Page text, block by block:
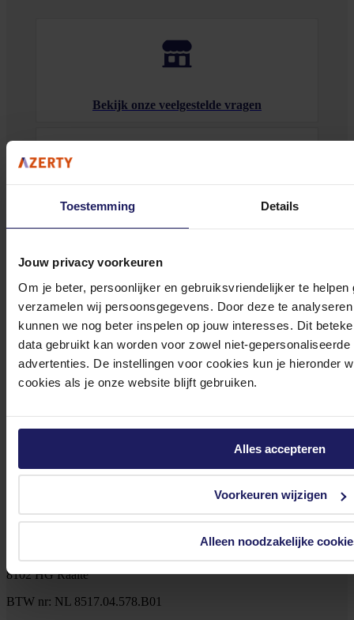
Toestemming Details
Jouw privacy voorkeuren
Om je beter, persoonlijker en gebruiksvriendelijker te
verzamelen wij persoonsgegevens. Door deze te
kunnen we nog beter inspelen op jouw interesses. Dit
data gebruikt kan worden voor zowel niet-
advertenties. De instellingen voor cookies kun je hieronder
cookies als je onze website blijft gebruiken.
Alles accepteren
Voorkeuren wijzigen
Alleen noodzakelijke
Bekijk onze veelgestelde vragen
Klantenservice@azerty.nl
Meld je aan voor onze nieuwsbrief!
Ontvang als eerste de beste deals in je inbox
8102 HG Raalte
BTW nr: NL 8517.04.578.B01